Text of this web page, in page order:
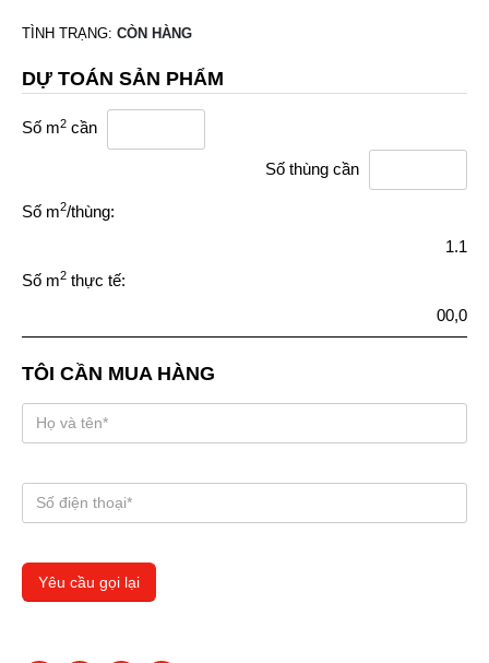
TÌNH TRẠNG: CÒN HÀNG
DỰ TOÁN SẢN PHẨM
Số m2 cần
Số thùng cần
Số m2/thùng:
1.1
Số m2 thực tế:
00,0
TÔI CẦN MUA HÀNG